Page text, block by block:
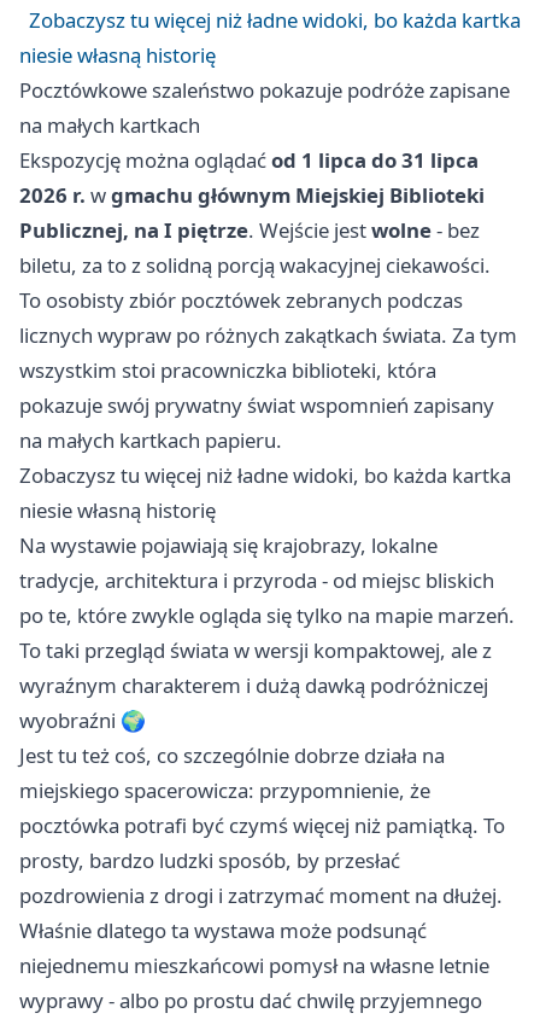
Zobaczysz tu więcej niż ładne widoki, bo każda kartka
niesie własną historię
Pocztówkowe szaleństwo pokazuje podróże zapisane
na małych kartkach
Ekspozycję można oglądaćod 1 lipca do 31 lipca
2026 r. wgmachu głównym Miejskiej Biblioteki
Publicznej, na I piętrze. Wejście jestwolne- bez
biletu, za to z solidną porcją wakacyjnej ciekawości.
To osobisty zbiór pocztówek zebranych podczas
licznych wypraw po różnych zakątkach świata. Za tym
wszystkim stoi pracowniczka biblioteki, która
pokazuje swój prywatny świat wspomnień zapisany
na małych kartkach papieru.
Zobaczysz tu więcej niż ładne widoki, bo każda kartka
niesie własną historię
Na wystawie pojawiają się krajobrazy, lokalne
tradycje, architektura i przyroda - od miejsc bliskich
po te, które zwykle ogląda się tylko na mapie marzeń.
To taki przegląd świata w wersji kompaktowej, ale z
wyraźnym charakterem i dużą dawką podróżniczej
wyobraźni 🌍
Jest tu też coś, co szczególnie dobrze działa na
miejskiego spacerowicza: przypomnienie, że
pocztówka potrafi być czymś więcej niż pamiątką. To
prosty, bardzo ludzki sposób, by przesłać
pozdrowienia z drogi i zatrzymać moment na dłużej.
Właśnie dlatego ta wystawa może podsunąć
niejednemu mieszkańcowi pomysł na własne letnie
wyprawy - albo po prostu dać chwilę przyjemnego